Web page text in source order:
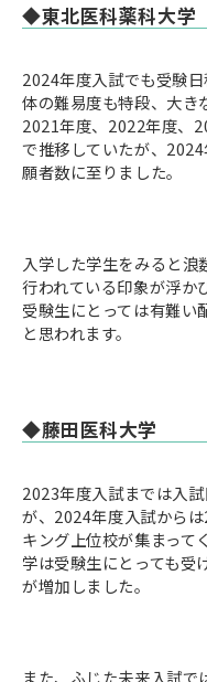
◆東北医科薬科大学
2024年度入試でも受験
体の難易度も特段、大き
2021年度、2022年度、
で推移していたが、
願者数に至りました。
入学した学生をみると
行われている印象が浮か
受験生にとっては有難い
と思われます。
◆藤田医科大学
2023年度入試までは入
が、2024年度入試から
キング上位校が集まって
学は受験生にとっても受
が増加しました。
また、ふじた未来入試で